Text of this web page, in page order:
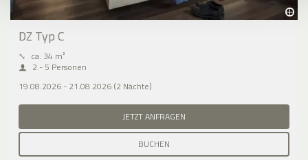
DZ Typ C
⤡ ca. 34 m²
2 - 5 Personen
19.08.2026 - 21.08.2026 (2 Nächte)
JETZT ANFRAGEN
BUCHEN